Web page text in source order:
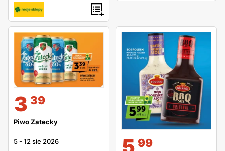
3 39
Piwo Zatecky
5 -12 sie 2026 99